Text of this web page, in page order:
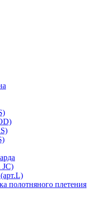
JC)
полотняного плетения